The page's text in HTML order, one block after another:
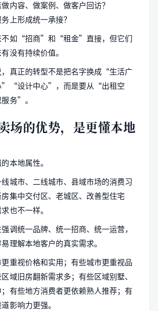
内容、做案例、做客户回访？
上形成统一承接？
不如“招商”和“租金”直接，但它们
没有持续价值。
，真正的转型不是把名字换成“生活广
设计中心”，而是要从“出租空
务”。
场的优势，是更懂本地
本地属性。
城市、二线城市、县域市场的消费习
集中交付区、老城区、改善型住宅
也不一样。
调统一品牌、统一招商、统一运营，
理解本地客户的真实需求。
重视价格和实用；有些城市更重视品
域旧房翻新需求多；有些区域别墅、
有些地方消费者更依赖熟人推荐；有
影响力更强。